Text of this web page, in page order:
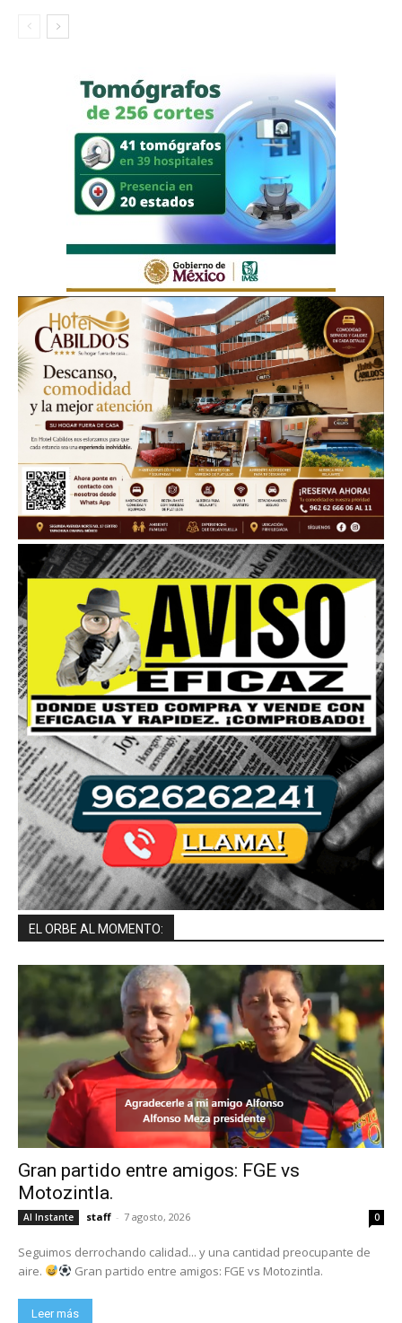
EL ORBE AL MOMENTO:
Gran partido entre amigos: FGE vs
Motozintla.
Al Instante staff - 7 agosto, 2026 0
Seguimos derrochando calidad... y una cantidad preocupante de
aire.
Gran partido entre amigos: FGE vs Motozintla.
Leer más